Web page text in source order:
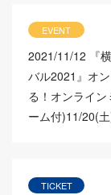
EVENT
2021/11/12
『
バル2021』オ
る！オンライ
ーム付)11/20(
TICKET